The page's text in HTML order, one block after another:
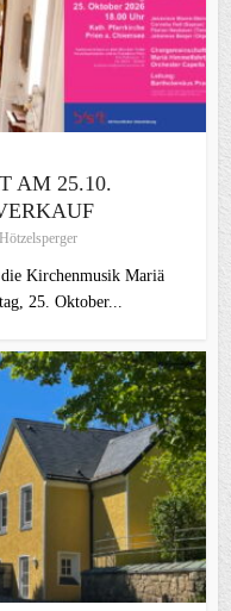
AM 25.10.
Kirchenmusik Mariä
25. Oktober...